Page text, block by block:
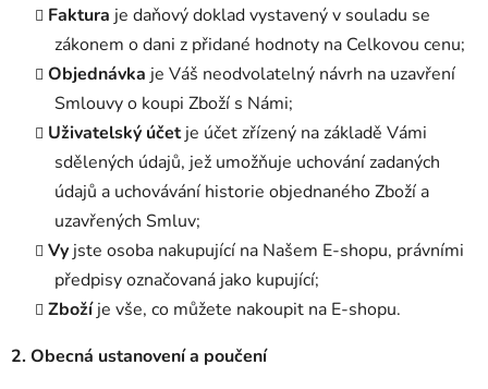
Faktura je daňový doklad vystavený v souladu se
zákonem o dani z přidané hodnoty na Celkovou cenu;
Objednávka je Váš neodvolatelný návrh na uzavření
Smlouvy o koupi Zboží s Námi;
Uživatelský účetje účet zřízený na základě Vámi
sdělených údajů, jež umožňuje uchování zadaných
údajů a uchovávání historie objednaného Zboží a
uzavřených Smluv;
Vy jste osoba nakupující na Našem E-shopu, právními
předpisy označovaná jako kupující;
Zbožíje vše, co můžete nakoupit na E-shopu.
2. Obecná ustanovení a poučení